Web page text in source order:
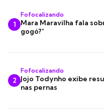
1
Fofocalizando
Mara Maravilha fala
gogó?"
2
Fofocalizando
Jojo Todynho exibe
nas pernas